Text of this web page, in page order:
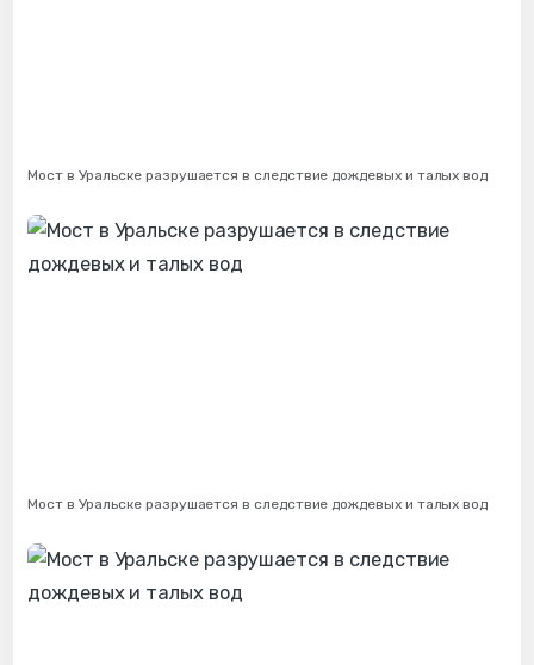
Мост в Уральске разрушается в следствие дождевых и талых вод
Мост в Уральске разрушается в следствие дождевых и талых вод